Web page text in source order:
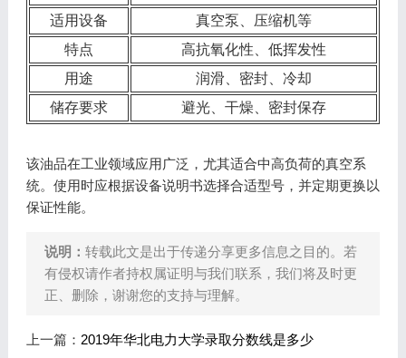
适用设备
真空泵、压缩机等
特点
高抗氧化性、低挥发性
用途
润滑、密封、冷却
储存要求
避光、干燥、密封保存
该油品在工业领域应用广泛，尤其适合中高负荷的真空系
统。使用时应根据设备说明书选择合适型号，并定期更换以
保证性能。
说明： 转载此文是出于传递分享更多信息之目的。若
有侵权请作者持权属证明与我们联系，我们将及时更
正、删除，谢谢您的支持与理解。
上一篇： 2019年华北电力大学录取分数线是多少